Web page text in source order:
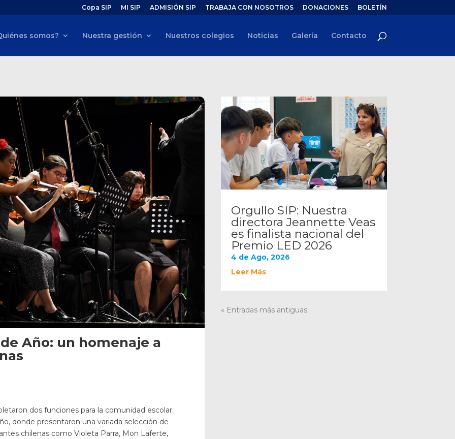
Copa SIP MI SIP ADMISIÓN SIP TRABAJA CON NOSOTROS DONACIONES BOLETÍN
somos? Nuestra gestión Nuestros colegios Noticias Galería Contacto
Orgullo SIP: Nuestra
directora Jeannette Veas
es finalista nacional del
Premio LED 2026
4 de Ago, 2026
Leer Más
« Entradas más antiguas
Año: un homenaje a
dos funciones para la comunidad escolar
donde presentaron una variada selección de
chilenas como Violeta Parra, Mon Laferte,